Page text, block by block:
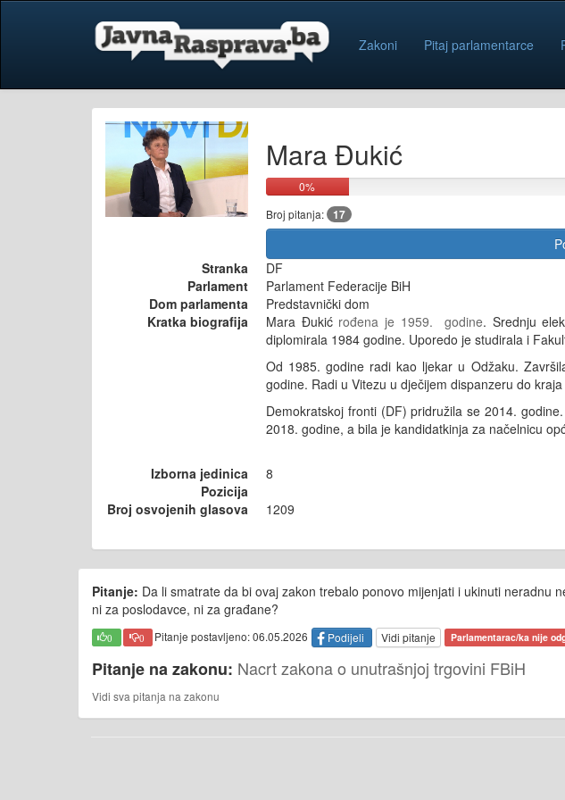
Zakoni Pitaj parlamentarce
Mara Đukić
0%
Broj pitanja: 17
Stranka
DF
Parlament
Parlament Federacije BiH
Dom parlamenta
Predstavnički dom
Kratka biografija
Mara Đukić rođena je 1959. godine. Srednju
diplomirala 1984 godine. Uporedo je studirala i
Od 1985. godine radi kao ljekar u Odžaku.
godine. Radi u Vitezu u dječijem dispanzeru do
Demokratskoj fronti (DF) pridružila se 2014.
2018. godine, a bila je kandidatkinja za načelnicu
Izborna jedinica
8
Pozicija
Broj osvojenih glasova
1209
Pitanje: Da li smatrate da bi ovaj zakon trebalo ponovo mijenjati i ukinuti neradnu
ni za poslodavce, ni za građane?
0 0 Pitanje postavljeno: 06.05.2026 Podijeli Vidi pitanje Parlamentarac/ka nije
Pitanje na zakonu: Nacrt zakona o unutrašnjoj trgovini FBiH
Vidi sva pitanja na zakonu